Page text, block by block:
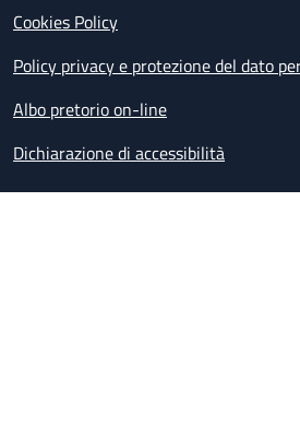
Cookies Policy
Policy privacy e protezione del dato
Albo pretorio on-line
Dichiarazione di accessibilità